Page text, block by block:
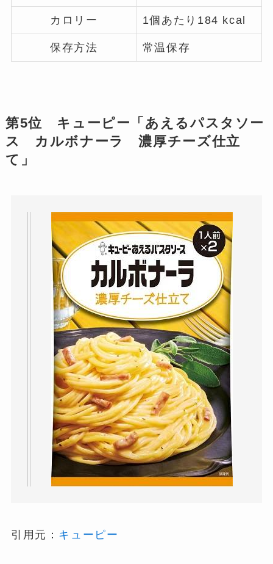
カロリー 1個あたり184 kcal
保存方法 常温保存
第5位 キューピー「あえるパスタソー
ス カルボナーラ 濃厚チーズ仕立
て」
引用元： キューピー